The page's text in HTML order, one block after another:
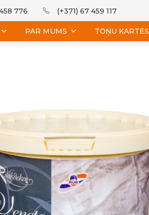
776 (+371) 67 459 117
PAR MUMS TOŅU KARTES